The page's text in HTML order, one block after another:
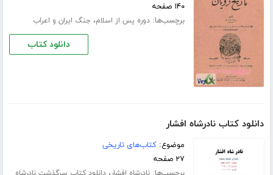
۱۴۰ صفحه
برچسب‌ها:دوره پس از اسلام، جنگ ایران و اعراب
دانلود کتاب
دانلود کتاب نادرشاه افشار
موضوع:کتاب‌های تاریخی
۲۷ صفحه